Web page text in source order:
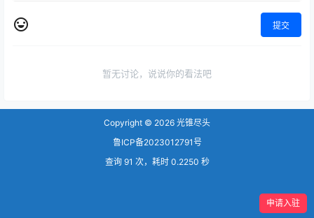
提交
暂无讨论，说说你的看法吧
Copyright © 2026 光锥尽头
鲁ICP备2023012791号
查询 91 次，耗时 0.2250 秒
申请入驻